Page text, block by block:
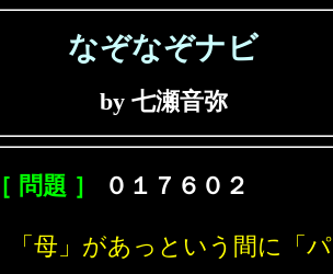
なぞなぞナビ
by 七瀬音弥
［ 問題 ］ ０１７６０２
「母」があっという間に「パ